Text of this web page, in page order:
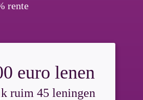
rente
euro lenen
ruim 45 leningen